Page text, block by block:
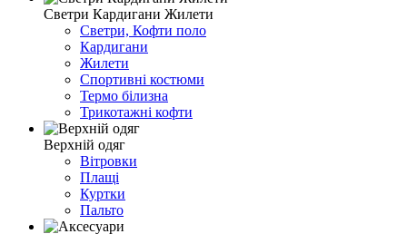
Светри Кардигани Жилети
Светри, Кофти поло
Кардигани
Жилети
Спортивні костюми
Термо білизна
Трикотажні кофти
Верхній одяг
Вітровки
Плащі
Куртки
Пальто